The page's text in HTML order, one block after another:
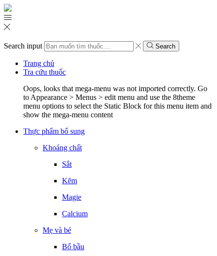
Search input Search
Trang chủ
Tra cứu thuốc
Oops, looks that mega-menu was not imported correctly. Go
to Appearance > Menus > edit menu and use the 8theme
menu options to select the Static Block for this menu item and
show the mega-menu content
Thực phẩm bổ sung
Khoáng chất
Sắt
Kẽm
Magie
Calcium
Mẹ và bé
Bổ bầu